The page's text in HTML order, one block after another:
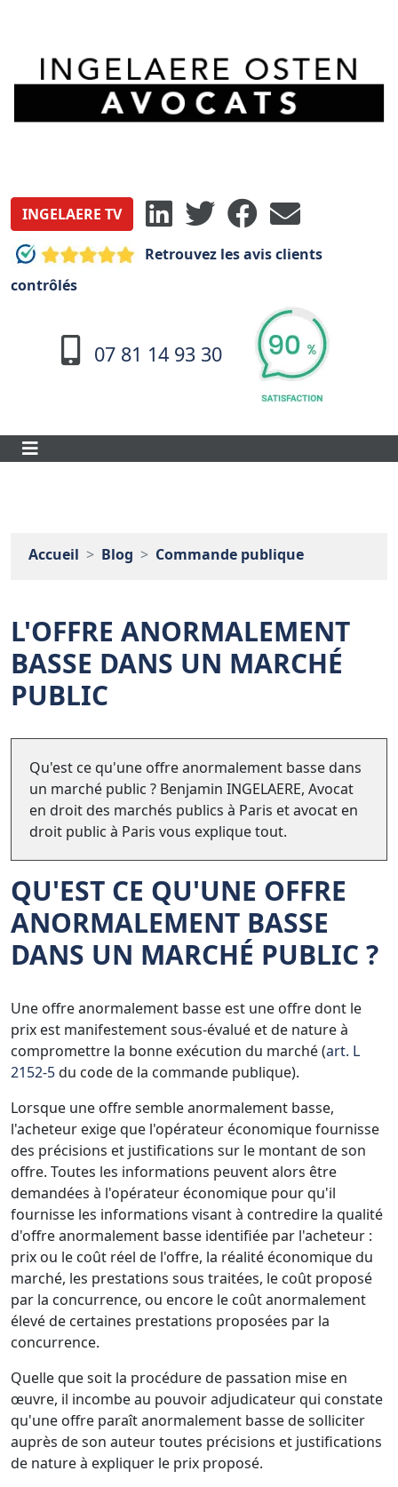
INGELAERE TV
Retrouvez les avis clients
contrôlés
07 81 14 93 30
Accueil Blog Commande publique
L'OFFRE ANORMALEMENT
BASSE DANS UN MARCHÉ
PUBLIC
Qu'est ce qu'une offre anormalement basse dans
un marché public ? Benjamin INGELAERE, Avocat
en droit des marchés publics à Paris et avocat en
droit public à Paris vous explique tout.
QU'EST CE QU'UNE OFFRE
ANORMALEMENT BASSE
DANS UN MARCHÉ PUBLIC ?
Une offre anormalement basse est une offre dont le
prix est manifestement sous-évalué et de nature à
compromettre la bonne exécution du marché (art. L
2152-5du code de la commande publique).
Lorsque une offre semble anormalement basse,
l'acheteur exige que l'opérateur économique fournisse
des précisions et justifications sur le montant de son
offre. Toutes les informations peuvent alors être
demandées à l'opérateur économique pour qu'il
fournisse les informations visant à contredire la qualité
d'offre anormalement basse identifiée par l'acheteur :
prix ou le coût réel de l'offre, la réalité économique du
marché, les prestations sous traitées, le coût proposé
par la concurrence, ou encore le coût anormalement
élevé de certaines prestations proposées par la
concurrence.
Quelle que soit la procédure de passation mise en
œuvre, il incombe au pouvoir adjudicateur qui constate
qu'une offre paraît anormalement basse de solliciter
auprès de son auteur toutes précisions et justifications
de nature à expliquer le prix proposé.